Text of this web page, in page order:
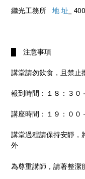
繼光工務所地 址 _
█ 注意事項
講堂請勿飲食，且禁止
報到時間：１８：３０
講座時間：１９：００
講堂過程請保持安靜，
外
為尊重講師，請著整潔